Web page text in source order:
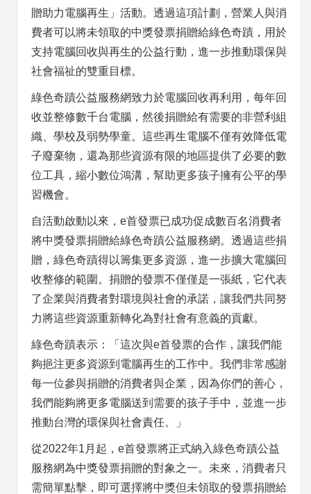
贈助力電腦再生」活動。透過這項計劃，營業人與消
費者可以將未領取的中獎發票捐贈給綠色奇蹟，用於
支持電腦回收與再生的公益行動，進一步推動環保與
社會福祉的雙重目標。
綠色奇蹟公益服務網致力於電腦回收再利用，每年回
收並整修數千台電腦，然後捐贈給有需要的非營利組
織、學校及弱勢學童。這些再生電腦不僅有效降低電
子廢棄物，還為那些資源有限的地區提供了必要的數
位工具，縮小數位鴻溝，幫助更多孩子擁有公平的學
習機會。
自活動啟動以來，e首發票已成功促成數百名消費者
將中獎發票捐贈給綠色奇蹟公益服務網。透過這些捐
贈，綠色奇蹟得以籌集更多資源，進一步擴大電腦回
收整修的範圍。捐贈的發票不僅僅是一張紙，它代表
了企業與消費者對環境與社會的承諾，讓我們共同努
力將這些資源重新轉化為對社會有意義的貢獻。
綠色奇蹟表示：「這次與e首發票的合作，讓我們能
夠挹注更多資源到電腦再生的工作中。我們非常感謝
每一位參與捐贈的消費者與企業，因為你們的善心，
我們能夠將更多電腦送到需要的孩子手中，並進一步
推動台灣的環保與社會責任。」
從2022年1月起，e首發票將正式納入綠色奇蹟公益
服務網為中獎發票捐贈的對象之一。未來，消費者只
需簡單點擊，即可選擇將中獎但未領取的發票捐贈給